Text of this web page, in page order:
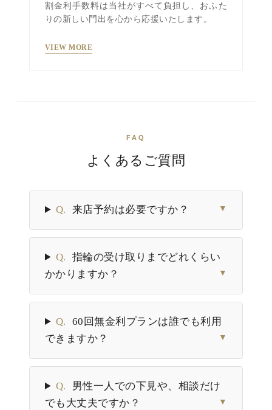
割金利手数料は当社がすべて負担し、おふた
りの新しい門出を心から応援いたします。
VIEW MORE
FAQ
よくあるご質問
Q. 来店予約は必要ですか？ ▼
Q.
指輪の受け取りまでどれくらい
かかりますか？
▼
Q.
60回無金利プランは誰でも利用
できますか？
▼
Q.
男性一人での下見や、相談だけ
でも大丈夫ですか？
▼